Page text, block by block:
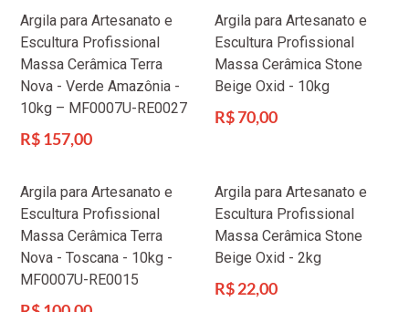
Argila para Artesanato e
Escultura Profissional
Massa Cerâmica Terra
Nova - Verde Amazônia -
10kg – MF0007U-RE0027
Preço
R$ 157,00
Argila para Artesanato e
Escultura Profissional
Massa Cerâmica Stone
Beige Oxid - 10kg
Preço
R$ 70,00
Argila para Artesanato e
Escultura Profissional
Massa Cerâmica Terra
Nova - Toscana - 10kg -
MF0007U-RE0015
Preço
Argila para Artesanato e
Escultura Profissional
Massa Cerâmica Stone
Beige Oxid - 2kg
Preço
R$ 22,00